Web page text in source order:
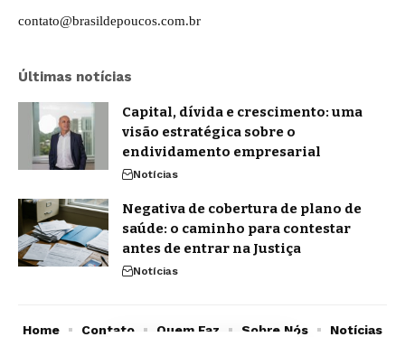
contato@brasildepoucos.com.br
Últimas notícias
Capital, dívida e crescimento: uma
visão estratégica sobre o
endividamento empresarial
Notícias
Negativa de cobertura de plano de
saúde: o caminho para contestar
antes de entrar na Justiça
Notícias
Home Contato Quem Faz Sobre Nós Notícias